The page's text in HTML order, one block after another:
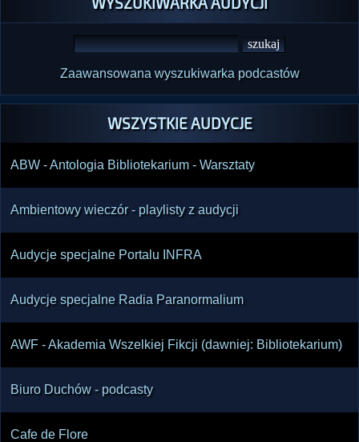
Zaawansowana wyszukiwarka podcastów
WSZYSTKIE AUDYCJE
ABW - Antologia Bibliotekarium - Warsztaty
Ambientowy wieczór - playlisty z audycji
Audycje specjalne Portalu INFRA
Audycje specjalne Radia Paranormalium
AWF - Akademia Wszelkiej Fikcji (dawniej: Bibliotekarium)
Biuro Duchów - podcasty
Cafe de Flore